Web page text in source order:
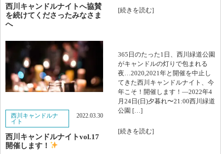
2024年8月
2024年6月
2024年5月
2024年2月
2023年11月
西川キャンドルナイトへ協賛
を続けてくださったみなさま
へ
[続きを読む]
西川キャンドルナ
イト
2022.03.30
西川キャンドルナイトvol.17
開催します！
365日のたった1日、西川緑道公園
がキャンドルの灯りで包まれる
夜…2020,2021年と開催を中止し
てきた西川キャンドルナイト、今
年こそ！開催します！—2022年4
月24日(日)夕暮れ〜21:00西川緑道
公園 […]
[続きを読む]